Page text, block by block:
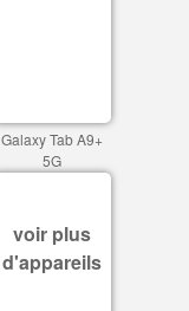
Galaxy Tab A9+
5G
voir plus
d'appareils